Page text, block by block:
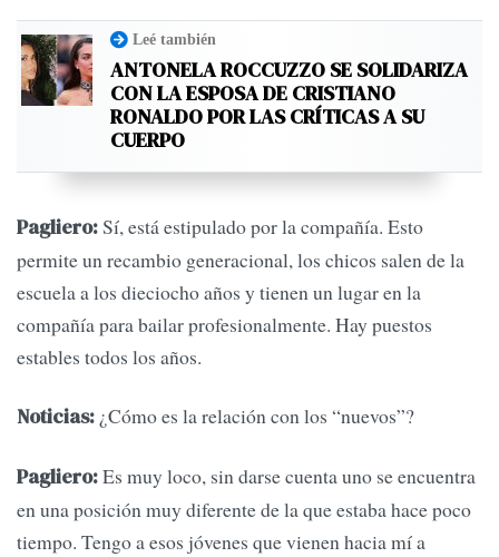
Leé también
ANTONELA ROCCUZZO SE SOLIDARIZA
CON LA ESPOSA DE CRISTIANO
RONALDO POR LAS CRÍTICAS A SU
CUERPO
Pagliero:Sí, está estipulado por la compañía. Esto
permite un recambio generacional, los chicos salen de la
escuela a los dieciocho años y tienen un lugar en la
compañía para bailar profesionalmente. Hay puestos
estables todos los años.
Noticias: ¿Cómo es la relación con los “nuevos”?
Pagliero:Es muy loco, sin darse cuenta uno se encuentra
en una posición muy diferente de la que estaba hace poco
tiempo. Tengo a esos jóvenes que vienen hacia mí a